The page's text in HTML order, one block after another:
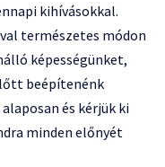
kihívásokkal.
természetes módon
képességünket,
beépítenénk
és kérjük ki
minden előnyét